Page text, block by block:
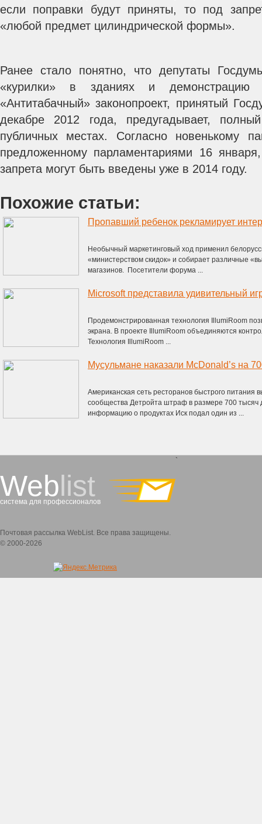
если поправки будут приняты, то под
«любой предмет цилиндрической формы».
Ранее стало понятно, что депутаты
«курилки» в зданиях и демонстрацию
«Антитабачный» законопроект, принятый
декабре 2012 года, предугадывает,
публичных местах. Согласно новенькому
предложенному парламентариями 16
запрета могут быть введены уже в 2014 году.
Похожие статьи:
Пропавший ребенок рекламирует
Необычный маркетинговый ход применил
«министерством скидок» и собирает различные
магазинов. Посетители форума ...
Microsoft представила удивительный
Продемонстрированная технология IllumiRoom
экрана. В проекте IllumiRoom объединяются
Технология IllumiRoom ...
Американская сеть ресторанов быстрого питания
сообщества Детройта штраф в размере 700 тысяч
информацию о продуктах Иск подал один из ...
Weblist
система для профессионалов
`
Почтовая рассылка WebList. Все права защищены.
© 2000-2026